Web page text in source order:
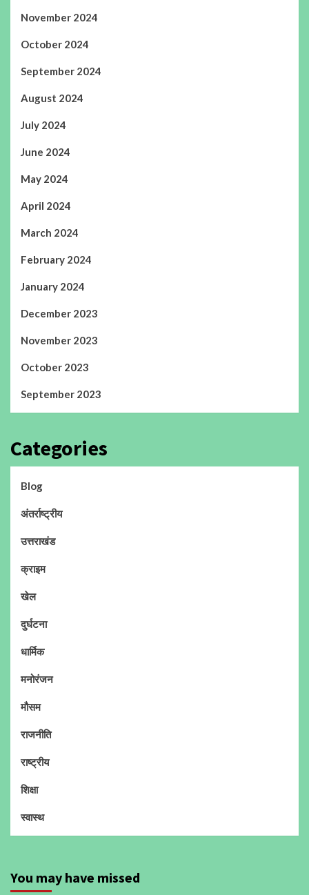
November 2024
October 2024
September 2024
August 2024
July 2024
June 2024
May 2024
April 2024
March 2024
February 2024
January 2024
December 2023
November 2023
October 2023
September 2023
Categories
Blog
अंतर्राष्ट्रीय
उत्तराखंड
क्राइम
खेल
दुर्घटना
धार्मिक
मनोरंजन
मौसम
राजनीति
राष्ट्रीय
शिक्षा
स्वास्थ
You may have missed